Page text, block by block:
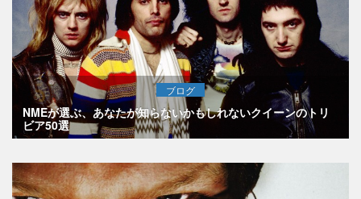
ブログ
NMEが選ぶ、あなたが知らないかもしれないクイーンのトリ
ビア50選